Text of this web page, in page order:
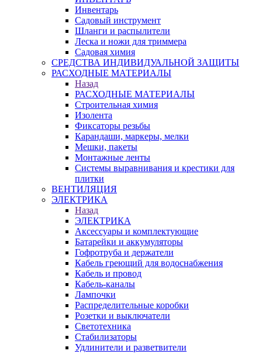
Инвентарь
Садовый инструмент
Шланги и распылители
Леска и ножи для триммера
Садовая химия
СРЕДСТВА ИНДИВИДУАЛЬНОЙ ЗАЩИТЫ
РАСХОДНЫЕ МАТЕРИАЛЫ
Назад
РАСХОДНЫЕ МАТЕРИАЛЫ
Строительная химия
Изолента
Фиксаторы резьбы
Карандаши, маркеры, мелки
Мешки, пакеты
Монтажные ленты
Системы выравнивания и крестики для
плитки
ВЕНТИЛЯЦИЯ
ЭЛЕКТРИКА
Назад
ЭЛЕКТРИКА
Аксессуары и комплектующие
Батарейки и аккумуляторы
Гофротруба и держатели
Кабель греющий для водоснабжения
Кабель и провод
Кабель-каналы
Лампочки
Распределительные коробки
Розетки и выключатели
Светотехника
Стабилизаторы
Удлинители и разветвители